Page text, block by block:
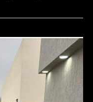
افضل
تصميم
حدائق
بالظهران